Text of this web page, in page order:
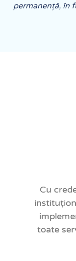
permanență, în
Cu
toate